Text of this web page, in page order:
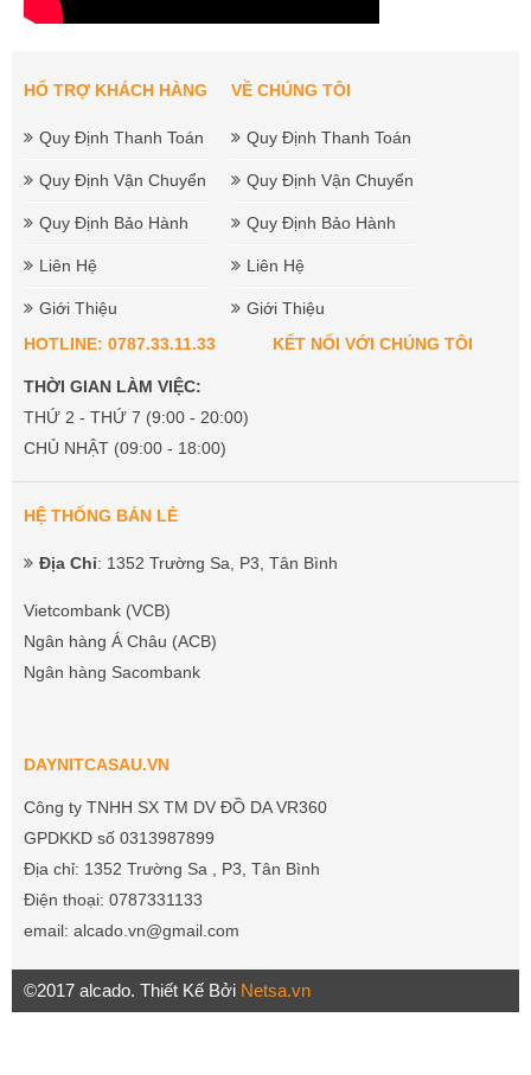
HỔ TRỢ KHÁCH HÀNG
Quy Định Thanh Toán
Quy Định Vận Chuyển
Quy Định Bảo Hành
Liên Hệ
Giới Thiệu
VỀ CHÚNG TÔI
Quy Định Thanh Toán
Quy Định Vận Chuyển
Quy Định Bảo Hành
Liên Hệ
Giới Thiệu
HOTLINE: 0787.33.11.33
THỜI GIAN LÀM VIỆC:
THỨ 2 - THỨ 7 (9:00 - 20:00)
CHỦ NHẬT (09:00 - 18:00)
KẾT NỐI VỚI CHÚNG TÔI
HỆ THỐNG BÁN LẺ
Địa Chỉ: 1352 Trường Sa, P3, Tân Bình
Vietcombank (VCB)
Ngân hàng Á Châu (ACB)
Ngân hàng Sacombank
DAYNITCASAU.VN
Công ty TNHH SX TM DV ĐỒ DA VR360
GPDKKD số 0313987899
Địa chỉ: 1352 Trường Sa , P3, Tân Bình
Điện thoại: 0787331133
email: alcado.vn@gmail.com
©2017 alcado. Thiết Kế Bởi Netsa.vn